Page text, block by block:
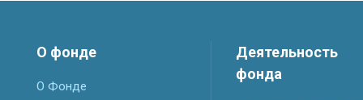
О фонде
О Фонде
Деятельность
фонда